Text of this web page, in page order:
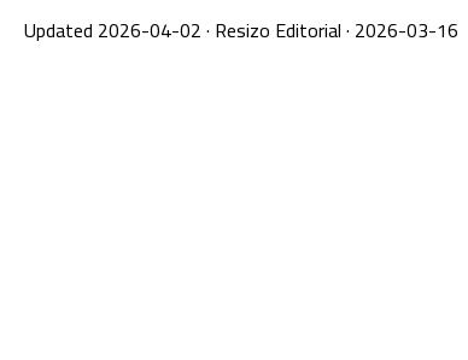
2026-03-16
·
Updated 2026-04-02· Resizo Editorial